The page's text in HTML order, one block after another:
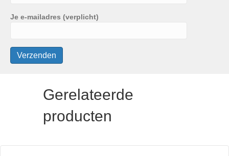
Je e-mailadres (verplicht)
Gerelateerde
producten